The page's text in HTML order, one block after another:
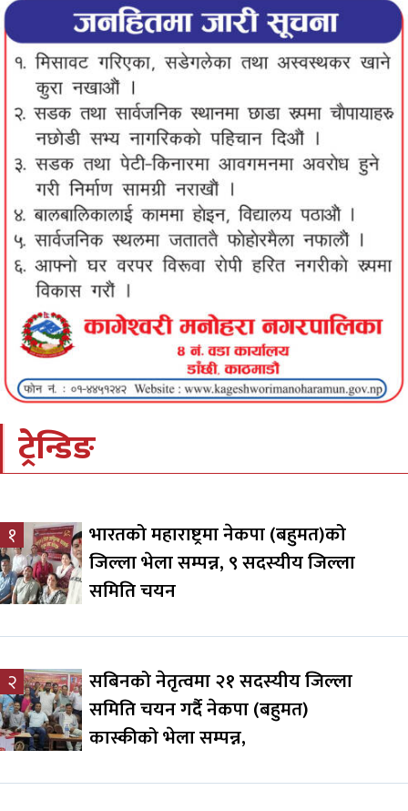
ट्रेन्डिङ
१
भारतको महाराष्ट्रमा नेकपा (बहुमत)को
जिल्ला भेला सम्पन्न, ९ सदस्यीय जिल्ला
समिति चयन
२
सबिनको नेतृत्वमा २१ सदस्यीय जिल्ला
समिति चयन गर्दै नेकपा (बहुमत)
कास्कीको भेला सम्पन्न,